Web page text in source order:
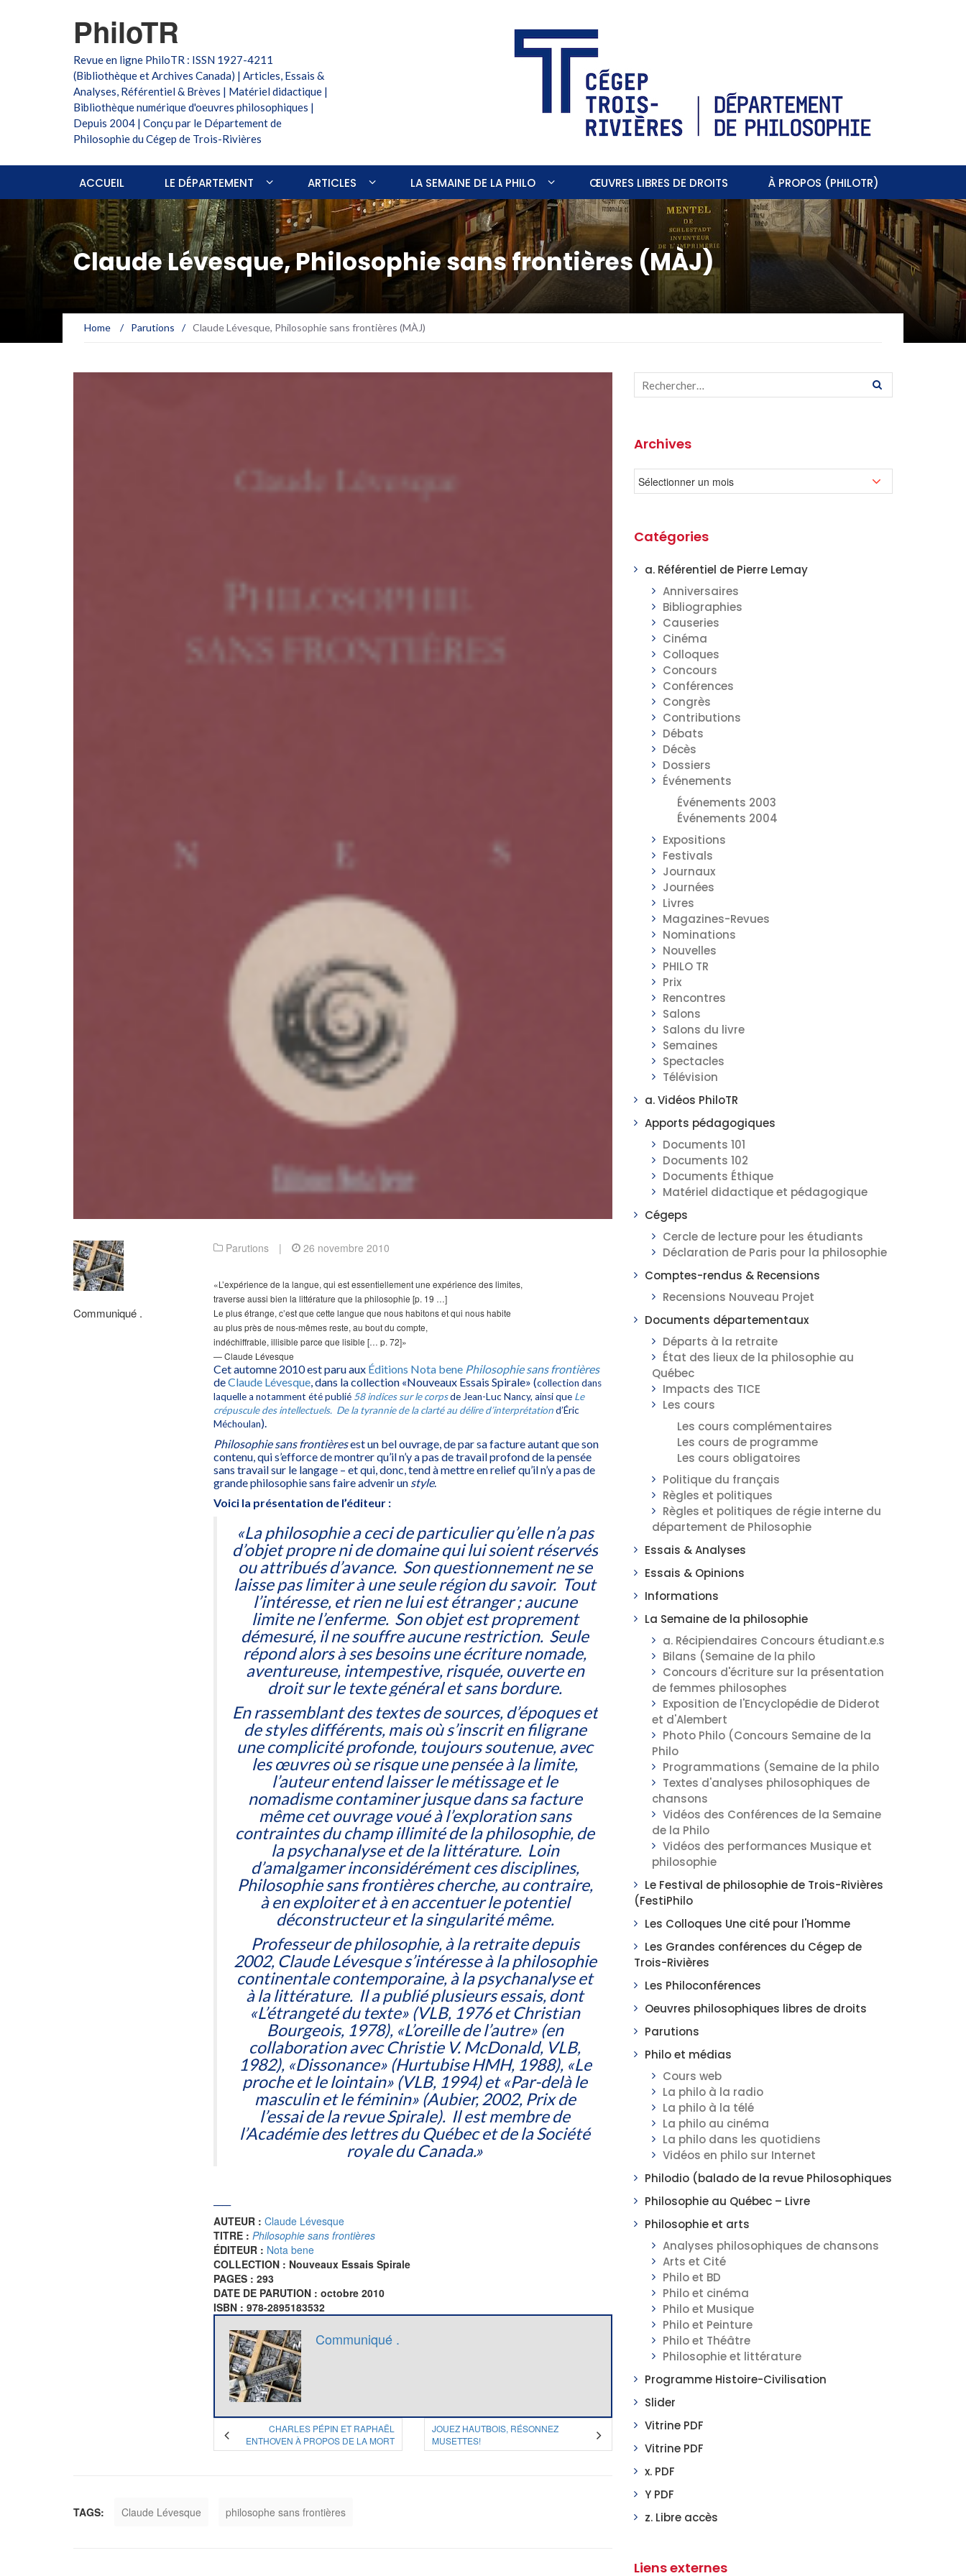
PhiloTR
Revue en ligne PhiloTR : ISSN 1927-4211
(Bibliothèque et Archives Canada) | Articles, Essais &
Analyses, Référentiel & Brèves | Matériel didactique |
Bibliothèque numérique d'oeuvres philosophiques |
Depuis 2004 | Conçu par le Département de
Philosophie du Cégep de Trois-Rivières
ACCUEIL LE DÉPARTEMENT ARTICLES LA SEMAINE DE LA PHILO ŒUVRES LIBRES DE DROITS À PROPOS (PHILOTR)
Claude Lévesque, Philosophie sans frontières (MÀJ)
Home / Parutions / Claude Lévesque, Philosophie sans frontières (MÀJ)
Communiqué .
Parutions | 26 novembre 2010
«L’expérience de la langue, qui est essentiellement une expérience des limites,
traverse aussi bien la littérature que la philosophie [p. 19 …]
Le plus étrange, c’est que cette langue que nous habitons et qui nous habite
au plus près de nous-mêmes reste, au bout du compte,
indéchiffrable, illisible parce que lisible [… p. 72]»
— Claude Lévesque
Cet automne 2010 est paru aux Éditions Nota bene Philosophie sans frontières
deClaude Lévesque , dans la collection «Nouveaux Essais Spirale» (collection dans
laquelle a notamment été publié 58 indices sur le corpsde Jean-Luc Nancy, ainsi que Le
crépuscule des intellectuels. De la tyrannie de la clarté au délire d’interprétationd’Éric
Méchoulan).
Philosophie sans frontièresest un bel ouvrage, de par sa facture autant que son
contenu, qui s’efforce de montrer qu’il n’y a pas de travail profond de la pensée
sans travail sur le langage – et qui, donc, tend à mettre en relief qu’il n’y a pas de
grande philosophie sans faire advenir un style.
Voici la présentation de l’éditeur :
«La philosophie a ceci de particulier qu’elle n’a pas
d’objet propre ni de domaine qui lui soient réservés
ou attribués d’avance. Son questionnement ne se
laisse pas limiter à une seule région du savoir. Tout
l’intéresse, et rien ne lui est étranger ; aucune
limite ne l’enferme. Son objet est proprement
démesuré, il ne souffre aucune restriction. Seule
répond alors à ses besoins une écriture nomade,
aventureuse, intempestive, risquée, ouverte en
droit sur le texte général et sans bordure.
En rassemblant des textes de sources, d’époques et
de styles différents, mais où s’inscrit en filigrane
une complicité profonde, toujours soutenue, avec
les œuvres où se risque une pensée à la limite,
l’auteur entend laisser le métissage et le
nomadisme contaminer jusque dans sa facture
même cet ouvrage voué à l’exploration sans
contraintes du champ illimité de la philosophie, de
la psychanalyse et de la littérature. Loin
d’amalgamer inconsidérément ces disciplines,
Philosophie sans frontièrescherche, au contraire,
à en exploiter et à en accentuer le potentiel
déconstructeur et la singularité même.
Professeur de philosophie, à la retraite depuis
2002, Claude Lévesque s’intéresse à la philosophie
continentale contemporaine, à la psychanalyse et
à la littérature. Il a publié plusieurs essais, dont
«L’étrangeté du texte» (VLB, 1976 et Christian
Bourgeois, 1978), «L’oreille de l’autre» (en
collaboration avec Christie V. McDonald, VLB,
1982), «Dissonance» (Hurtubise HMH, 1988), «Le
proche et le lointain» (VLB, 1994) et «Par-delà le
masculin et le féminin» (Aubier, 2002, Prix de
l’essai de la revue Spirale). Il est membre de
l’Académie des lettres du Québec et de la Société
royale du Canada.»
AUTEUR : Claude Lévesque
TITRE : Philosophie sans frontières
ÉDITEUR : Nota bene
COLLECTION : Nouveaux Essais Spirale
PAGES : 293
DATE DE PARUTION : octobre 2010
ISBN : 978-2895183532
Communiqué .
CHARLES PÉPIN ET RAPHAËL
ENTHOVEN À PROPOS DE LA MORT
JOUEZ HAUTBOIS, RÉSONNEZ
MUSETTES!
TAGS: Claude Lévesque philosophe sans frontières
Archives
Catégories
a. Référentiel de Pierre Lemay
Anniversaires
Bibliographies
Causeries
Cinéma
Colloques
Concours
Conférences
Congrès
Contributions
Débats
Décès
Dossiers
Événements
Événements 2003
Événements 2004
Expositions
Festivals
Journaux
Journées
Livres
Magazines-Revues
Nominations
Nouvelles
PHILO TR
Prix
Rencontres
Salons
Salons du livre
Semaines
Spectacles
Télévision
a. Vidéos PhiloTR
Apports pédagogiques
Documents 101
Documents 102
Documents Éthique
Matériel didactique et pédagogique
Cégeps
Cercle de lecture pour les étudiants
Déclaration de Paris pour la philosophie
Comptes-rendus & Recensions
Recensions Nouveau Projet
Documents départementaux
Départs à la retraite
État des lieux de la philosophie au
Québec
Impacts des TICE
Les cours
Les cours complémentaires
Les cours de programme
Les cours obligatoires
Politique du français
Règles et politiques
Règles et politiques de régie interne du
département de Philosophie
Essais & Analyses
Essais & Opinions
Informations
La Semaine de la philosophie
a. Récipiendaires Concours étudiant.e.s
Bilans (Semaine de la philo
Concours d'écriture sur la présentation
de femmes philosophes
Exposition de l'Encyclopédie de Diderot
et d'Alembert
Photo Philo (Concours Semaine de la
Philo
Programmations (Semaine de la philo
Textes d'analyses philosophiques de
chansons
Vidéos des Conférences de la Semaine
de la Philo
Vidéos des performances Musique et
philosophie
Le Festival de philosophie de Trois-Rivières
(FestiPhilo
Les Colloques Une cité pour l'Homme
Les Grandes conférences du Cégep de
Trois-Rivières
Les Philoconférences
Oeuvres philosophiques libres de droits
Parutions
Philo et médias
Cours web
La philo à la radio
La philo à la télé
La philo au cinéma
La philo dans les quotidiens
Vidéos en philo sur Internet
Philodio (balado de la revue Philosophiques
Philosophie au Québec – Livre
Philosophie et arts
Analyses philosophiques de chansons
Arts et Cité
Philo et BD
Philo et cinéma
Philo et Musique
Philo et Peinture
Philo et Théâtre
Philosophie et littérature
Programme Histoire-Civilisation
Slider
Vitrine PDF
Vitrine PDF
x. PDF
Y PDF
z. Libre accès
Liens externes